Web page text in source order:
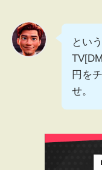
とい
円を
せ。